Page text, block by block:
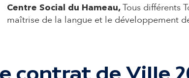
Centre Social du Hameau, Tous différents
maîtrise de la langue et le développement
contrat de Ville